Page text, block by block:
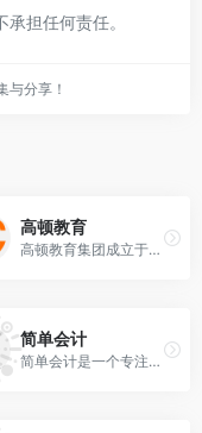
担任何责任。
与分享！
高顿教育
高顿教育集团成立于2006年，致力于打造完整的“终身财经教育”生态体系，为企业及个人提供专业、系统、便捷的财经知识产品与服务，帮助万千企业系统提升财务运作水平，更为百万学员提供学习深造、求职、创业、职业晋升、人脉拓展的机会和舞台。
简单会计
简单会计是一个专注于初级会计考试的网站，提供简单易懂的学习资料和方法，帮助您快速掌握初级会计知识，助力轻松通过考试，成为合格的初级会计师。让初级会计学习变得简简单单，从容应对考试挑战。